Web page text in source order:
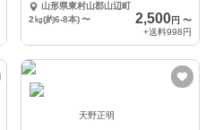
山形県東村山郡山辺町
2㎏(約6-8本) 〜 2,500円 〜
+送料998円
天野正明